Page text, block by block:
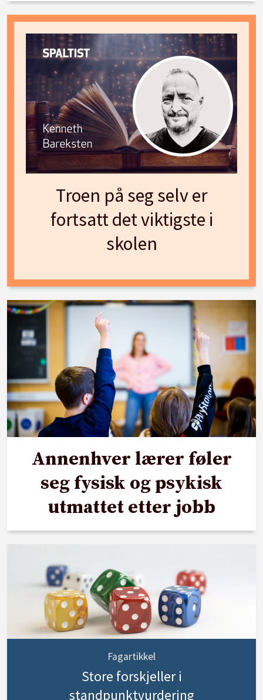
Troen på seg selv er
fortsatt det viktigste i
skolen
Annenhver lærer føler
seg fysisk og psykisk
utmattet etter jobb
Fagartikkel
Store forskjeller i
standpunktvurdering